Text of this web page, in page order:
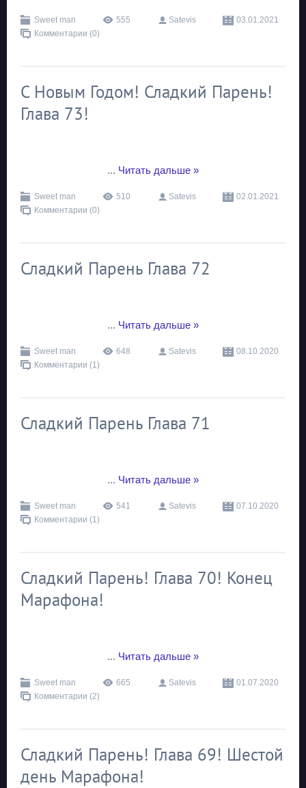
Sweet man 555 Satevis
03.01.2021
Комментарии (0)
С Новым Годом! Сладкий Парень!
Глава 73!
... Читать дальше »
Sweet man 510 Satevis
02.01.2021
Комментарии (0)
Сладкий Парень Глава 72
... Читать дальше »
Sweet man 648 Satevis
08.10.2020
Комментарии (1)
Сладкий Парень Глава 71
... Читать дальше »
Sweet man 541 Satevis
07.10.2020
Комментарии (1)
Сладкий Парень! Глава 70! Конец
Марафона!
... Читать дальше »
Sweet man 665 Satevis
01.07.2020
Комментарии (2)
Сладкий Парень! Глава 69! Шестой
день Марафона!